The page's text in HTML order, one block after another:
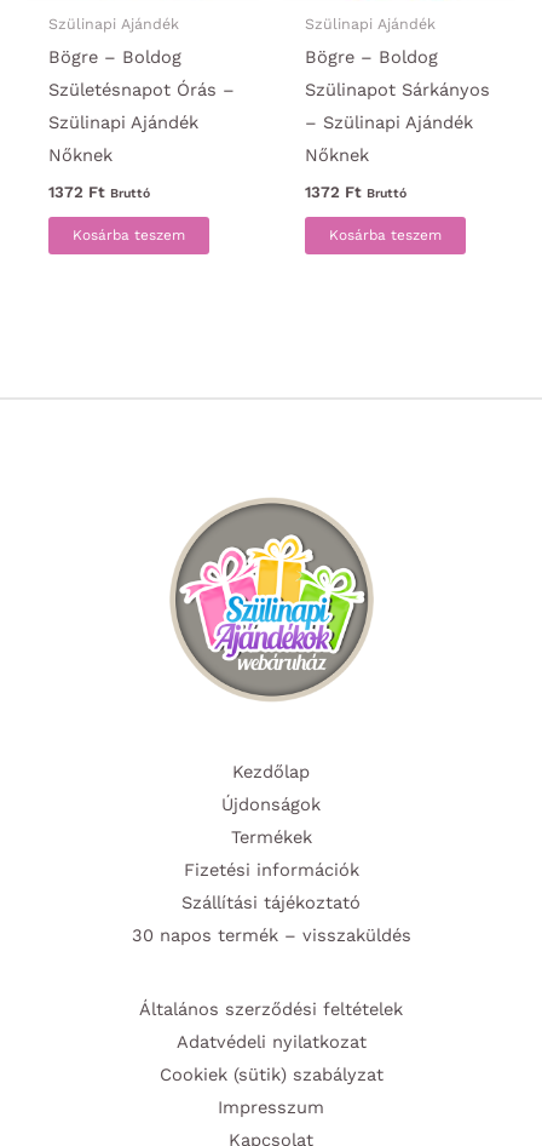
Szülinapi Ajándék
Bögre – Boldog
Születésnapot Órás –
Szülinapi Ajándék
Nőknek
1372 Ft Bruttó
Kosárba teszem
Szülinapi Ajándék
Bögre – Boldog
Szülinapot Sárkányos
– Szülinapi Ajándék
Nőknek
1372 Ft Bruttó
Kosárba teszem
Kezdőlap
Újdonságok
Termékek
Fizetési információk
Szállítási tájékoztató
30 napos termék – visszaküldés
Általános szerződési feltételek
Adatvédeli nyilatkozat
Cookiek (sütik) szabályzat
Impresszum
Kapcsolat